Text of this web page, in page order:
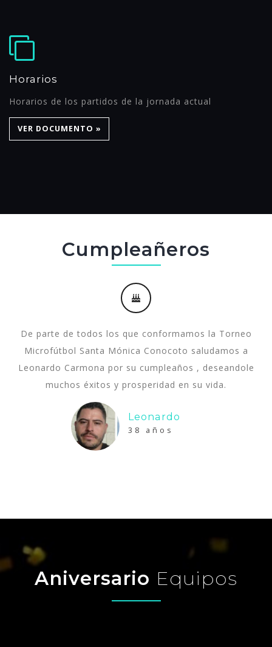
Horarios
Horarios de los partidos de la jornada actual
VER DOCUMENTO »
Cumpleañeros
De parte de todos los que conformamos la Torneo
Microfútbol Santa Mónica Conocoto saludamos a
Leonardo Carmona por su cumpleaños , deseandole
muchos éxitos y prosperidad en su vida.
Leonardo
38 años
Aniversario Equipos